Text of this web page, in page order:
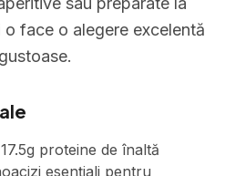
face o alegere excelentă
proteine de înaltă
esențiali pentru